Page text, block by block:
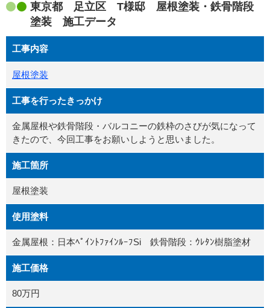
東京都 足立区 T様邸 屋根塗装・鉄骨階段
塗装 施工データ
工事内容
屋根塗装
工事を行ったきっかけ
金属屋根や鉄骨階段・バルコニーの鉄枠のさびが気になって
きたので、今回工事をお願いしようと思いました。
施工箇所
屋根塗装
使用塗料
金属屋根：日本ﾍﾟｲﾝﾄﾌｧｲﾝﾙｰﾌSi 鉄骨階段：ｳﾚﾀﾝ樹脂塗材
施工価格
80万円